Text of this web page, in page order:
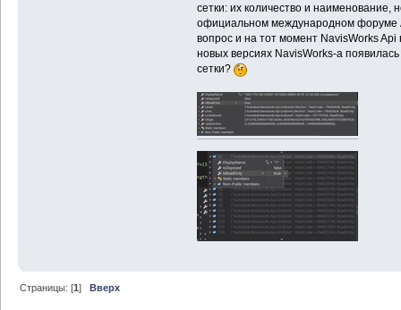
сетки: их количество и наименование,
официальном международном форуме
вопрос и на тот момент NavisWorks
новых версиях NavisWorks-a
сетки?
Страницы: [1]Вверх